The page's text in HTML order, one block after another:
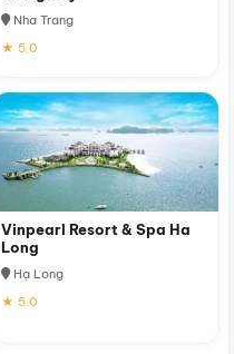
Nha Trang
★ 5.0
Vinpearl Resort & Spa Ha
Long
Hạ Long
★ 5.0